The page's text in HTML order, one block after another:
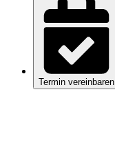
Termin vereinbaren